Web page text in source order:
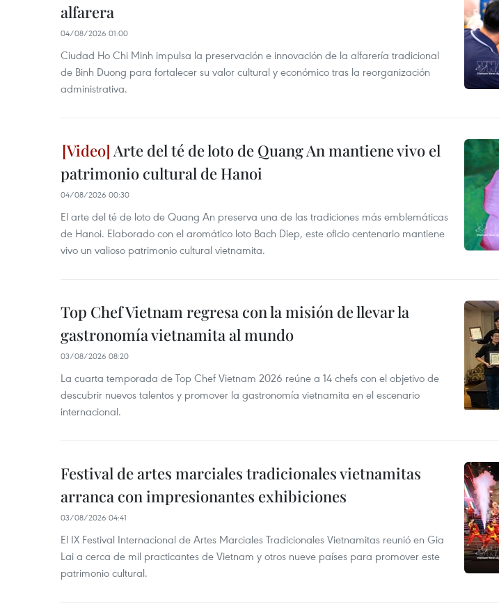
alfarera
04/08/2026 01:00
Ciudad Ho Chi Minh impulsa la preservación e innovación de la alfarería tradicional
de Binh Duong para fortalecer su valor cultural y económico tras la reorganización
administrativa.
Arte del té de loto de Quang An mantiene vivo el
patrimonio cultural de Hanoi
04/08/2026 00:30
El arte del té de loto de Quang An preserva una de las tradiciones más emblemáticas
de Hanoi. Elaborado con el aromático loto Bach Diep, este oficio centenario mantiene
vivo un valioso patrimonio cultural vietnamita.
Top Chef Vietnam regresa con la misión de llevar la
gastronomía vietnamita al mundo
03/08/2026 08:20
La cuarta temporada de Top Chef Vietnam 2026 reúne a 14 chefs con el objetivo de
descubrir nuevos talentos y promover la gastronomía vietnamita en el escenario
internacional.
Festival de artes marciales tradicionales vietnamitas
arranca con impresionantes exhibiciones
03/08/2026 04:41
El IX Festival Internacional de Artes Marciales Tradicionales Vietnamitas reunió en Gia
Lai a cerca de mil practicantes de Vietnam y otros nueve países para promover este
patrimonio cultural.